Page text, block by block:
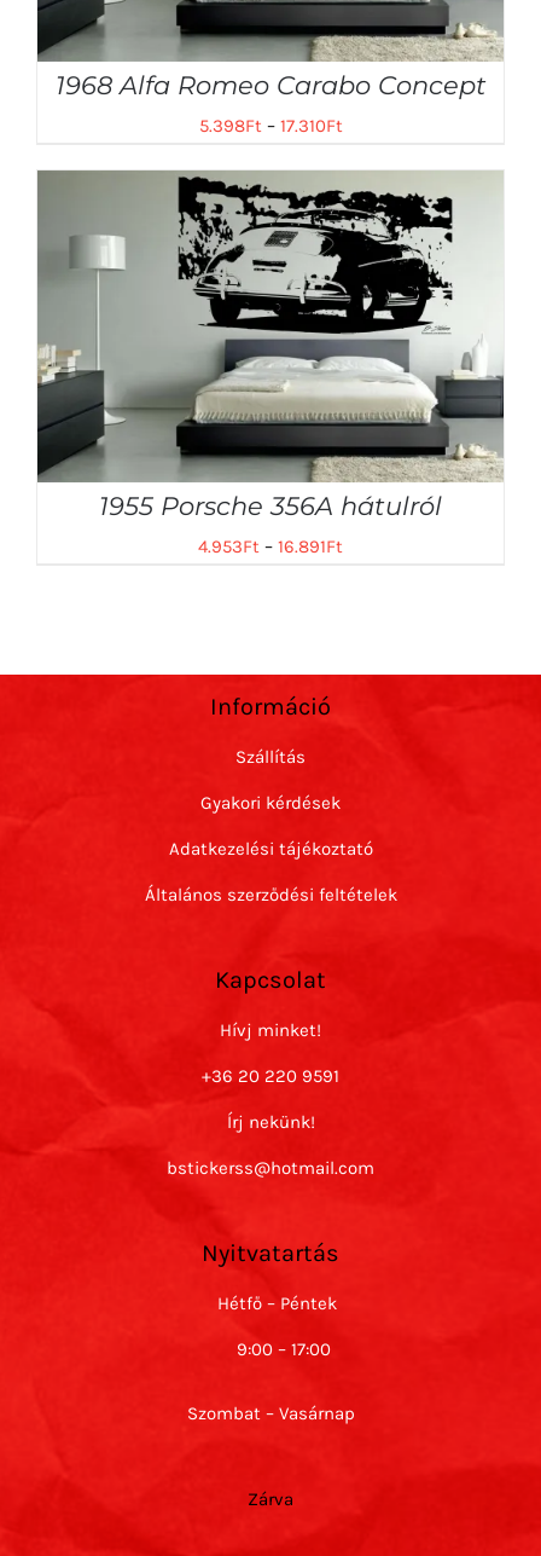
1968 Alfa Romeo Carabo Concept
5.398Ft– 17.310Ft
1955 Porsche 356A hátulról
4.953Ft – 16.891Ft
Információ
Szállítás
Gyakori kérdések
Adatkezelési tájékoztató
Általános szerződési feltételek
Kapcsolat
Hívj minket!
+36 20 220 9591
Írj nekünk!
bstickerss@hotmail.com
Nyitvatartás
Hétfő – Péntek
9:00 – 17:00
Szombat – Vasárnap
Zárva